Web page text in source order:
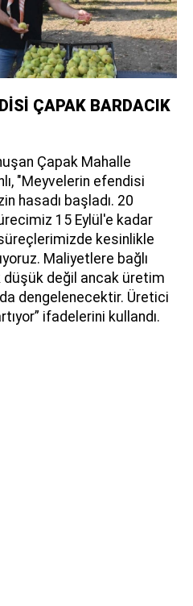
ÇAPAK BARDACIK
Çapak Mahalle
"Meyvelerin efendisi
hasadı başladı. 20
15 Eylül'e kadar
kesinlikle
Maliyetlere bağlı
değil ancak üretim
dengelenecektir. Üretici
ifadelerini kullandı.